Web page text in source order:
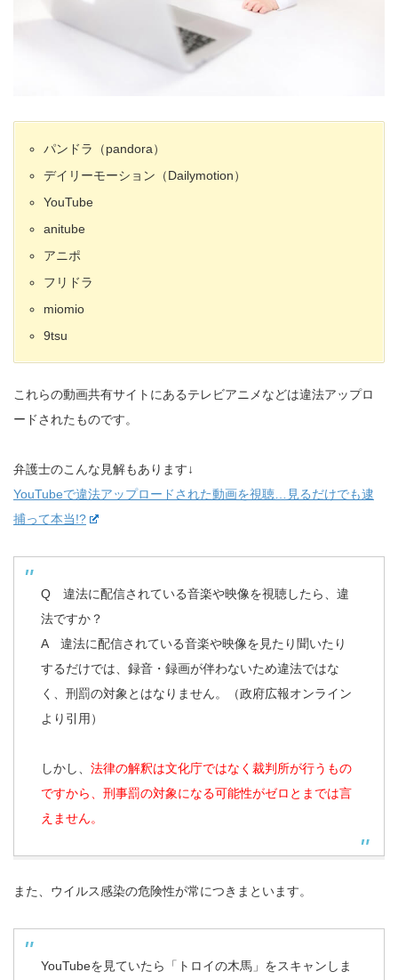
パンドラ（pandora）
デイリーモーション（Dailymotion）
YouTube
anitube
アニポ
フリドラ
miomio
9tsu
これらの動画共有サイトにあるテレビアニメなどは違法アップロ
ードされたものです。
弁護士のこんな見解もあります↓
YouTubeで違法アップロードされた動画を視聴…見るだけでも逮
捕って本当!?
Q 違法に配信されている音楽や映像を視聴したら、違
法ですか？
A 違法に配信されている音楽や映像を見たり聞いたり
するだけでは、録音・録画が伴わないため違法ではな
く、刑罰の対象とはなりません。（政府広報オンライン
より引用）
しかし、 法律の解釈は文化庁ではなく裁判所が行うもの
ですから、刑事罰の対象になる可能性がゼロとまでは言
えません。
また、ウイルス感染の危険性が常につきまといます。
YouTubeを見ていたら「トロイの木馬」をスキャンしま